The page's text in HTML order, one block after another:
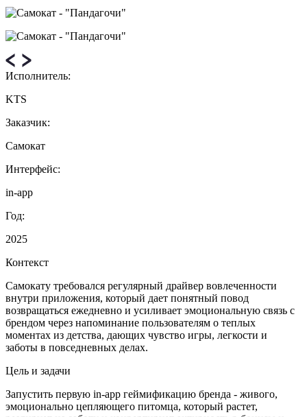
Исполнитель:
KTS
Заказчик:
Самокат
Интерфейс:
in-app
Год:
2025
Контекст
Самокату требовался регулярный драйвер вовлеченности
внутри приложения, который дает понятный повод
возвращаться ежедневно и усиливает эмоциональную связь с
брендом через напоминание пользователям о теплых
моментах из детства, дающих чувство игры, легкости и
заботы в повседневных делах.
Цель и задачи
Запустить первую in‑app геймификацию бренда - живого,
эмоционально цепляющего питомца, который растет,